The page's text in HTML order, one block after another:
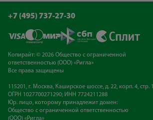
+7 (495) 737-27-30
Копирайт: © 2026 Общество с ограниченной
ответственностью (ООО) «Ригла»
Все права защищены
115201, г. Москва, Каширское шоссе, д. 22, корп. 4, стр. 1
ОГРН 1027700271290; ИНН 7724211288
Юр. лицо, которому принадлежит домен:
Общество с ограниченной ответственностью
(ООО) «Ригла»